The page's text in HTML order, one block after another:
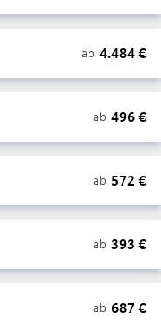
ab 4.484€
ab 496€
ab 572 €
ab 393 €
ab 687 €